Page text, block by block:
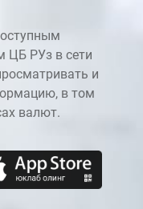
ЦБ РУз в сети
и
в том
валют.